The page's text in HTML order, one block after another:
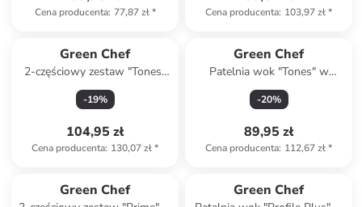
Cena producenta: 77,87 zł* Cena producenta: 103,97 zł*
Green Chef
2-częściowy zestaw "Tones"
w kolorze czarnym - Ø 20 cm
-19%
104,95 zł
Cena producenta: 130,07 zł*
Green Chef
Patelnia wok "Tones" w
kolorze czarnym - Ø 28 cm
-20%
89,95 zł
Cena producenta: 112,67 zł*
Green Chef Green Chef